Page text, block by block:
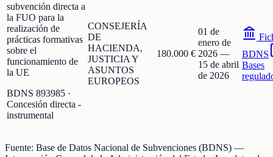
subvención directa a
la FUO para la
realización de
prácticas formativas
sobre el
funcionamiento de
la UE
BDNS 893985 ·
Concesión directa -
instrumental
CONSEJERÍA
DE
HACIENDA,
JUSTICIA Y
ASUNTOS
EUROPEOS
180.000 €
01 de
enero de
2026 —
15 de abril
de 2026
BDNS
Bases
Fuente: Base de Datos Nacional de Subvenciones (BDNS) —